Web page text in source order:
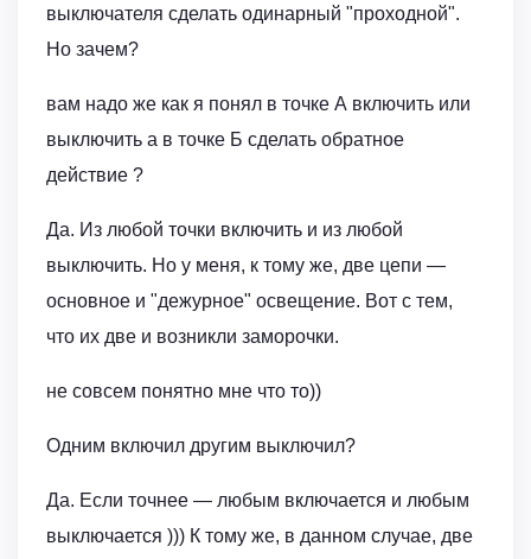
выключателя сделать одинарный "проходной".
Но зачем?
вам надо же как я понял в точке А включить или
выключить а в точке Б сделать обратное
действие ?
Да. Из любой точки включить и из любой
выключить. Но у меня, к тому же, две цепи —
основное и "дежурное" освещение. Вот с тем,
что их две и возникли заморочки.
не совсем понятно мне что то))
Одним включил другим выключил?
Да. Если точнее — любым включается и любым
выключается ))) К тому же, в данном случае, две